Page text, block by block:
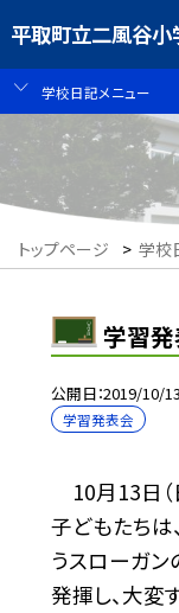
平取町立二風谷小
学校日記メニュー
トップページ > 学校
学習発
公開日 2019/10/13
学習発表会
10月13日（
子どもたちは
うスローガン
発揮し、大変